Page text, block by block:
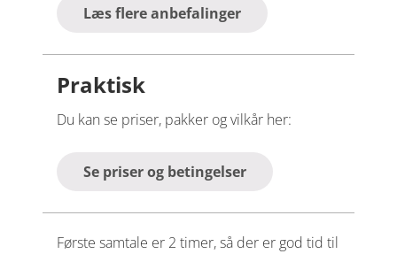
Læs flere anbefalinger
Praktisk
Du kan se priser, pakker og vilkår her:
Se priser og betingelser
Første samtale er 2 timer, så der er god tid til